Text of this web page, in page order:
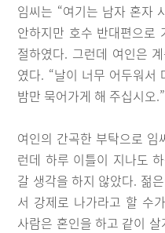
임씨는 “여기는 남자 혼자
안하지만 호수 반대편으로
절하였다. 그런데 여인은
였다. “날이 너무 어두워서
밤만 묵어가게 해 주십시오
여인의 간곡한 부탁으로
런데 하루 이틀이 지나도
갈 생각을 하지 않았다. 젊
서 강제로 나가라고 할 수
사람은 혼인을 하고 같이